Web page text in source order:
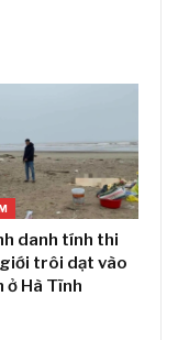
danh tính thi
trôi dạt vào
ở Hà Tĩnh